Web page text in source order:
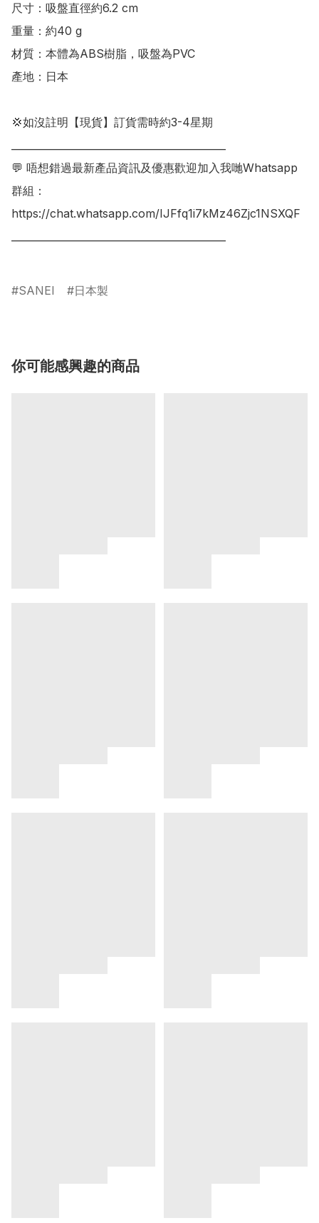
尺寸：吸盤直徑約6.2 cm
重量：約40 g
材質：本體為ABS樹脂，吸盤為PVC
產地：日本
💢如沒註明【現貨】訂貨需時約3-4星期
💬 唔想錯過最新產品資訊及優惠歡迎加入我哋Whatsapp
群組：
https://chat.whatsapp.com/IJFfq1i7kMz46Zjc1NSXQF
SANEI 日本製
你可能感興趣的商品